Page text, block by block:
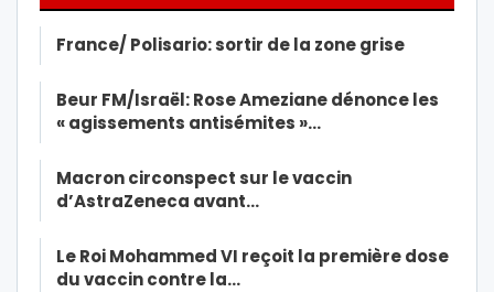
France/ Polisario: sortir de la zone grise
Beur FM/Israël: Rose Ameziane dénonce les
« agissements antisémites »…
Macron circonspect sur le vaccin
d’AstraZeneca avant…
Le Roi Mohammed VI reçoit la première dose
du vaccin contre la…